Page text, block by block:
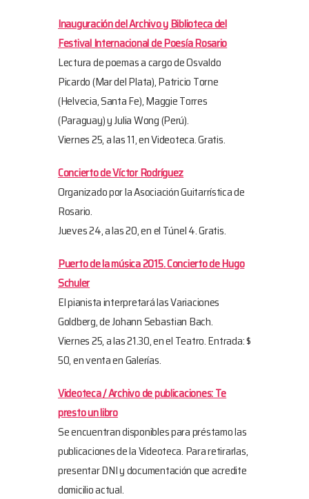
Inauguración del Archivo y Biblioteca del
Festival Internacional de Poesía Rosario
Lectura de poemas a cargo de Osvaldo
Picardo (Mar del Plata), Patricio Torne
(Helvecia, Santa Fe), Maggie Torres
(Paraguay) y Julia Wong (Perú).
Viernes 25, a las 11, en Videoteca. Gratis.
Concierto de Víctor Rodríguez
Organizado por la Asociación Guitarrística de
Rosario.
Jueves 24, a las 20, en el Túnel 4. Gratis.
Puerto de la música 2015. Concierto de Hugo
Schuler
El pianista interpretará las Variaciones
Goldberg, de Johann Sebastian Bach.
Viernes 25, a las 21.30, en el Teatro. Entrada: $
50, en venta en Galerías.
Videoteca / Archivo de publicaciones: Te
presto un libro
Se encuentran disponibles para préstamo las
publicaciones de la Videoteca. Para retirarlas,
presentar DNI y documentación que acredite
domicilio actual.